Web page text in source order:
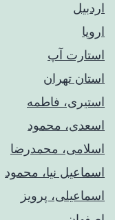
اردبیل
اروپا
استارت آپ
استان تهران
استیری، فاطمه
اسعدی، محمود
اسلامی، محمدرضا
اسماعیل نیا، محمود
اسماعیلی، پرویز